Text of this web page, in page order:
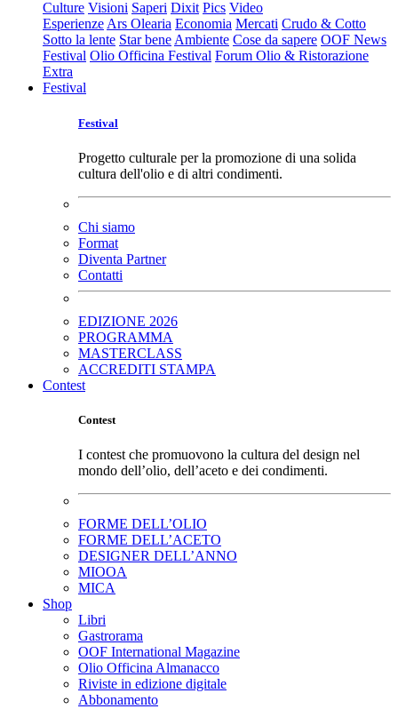
Culture Visioni Saperi Dixit Pics Video
Esperienze Ars Olearia Economia Mercati Crudo & Cotto
Sotto la lente Star bene Ambiente Cose da sapere OOF News
Festival Olio Officina Festival Forum Olio & Ristorazione
Extra
Festival
Festival
Progetto culturale per la promozione di una solida
cultura dell'olio e di altri condimenti.
Chi siamo
Format
Diventa Partner
Contatti
EDIZIONE 2026
PROGRAMMA
MASTERCLASS
ACCREDITI STAMPA
Contest
Contest
I contest che promuovono la cultura del design nel
mondo dell’olio, dell’aceto e dei condimenti.
FORME DELL’OLIO
FORME DELL’ACETO
DESIGNER DELL’ANNO
MIOOA
MICA
Shop
Libri
Gastrorama
OOF International Magazine
Olio Officina Almanacco
Riviste in edizione digitale
Abbonamento